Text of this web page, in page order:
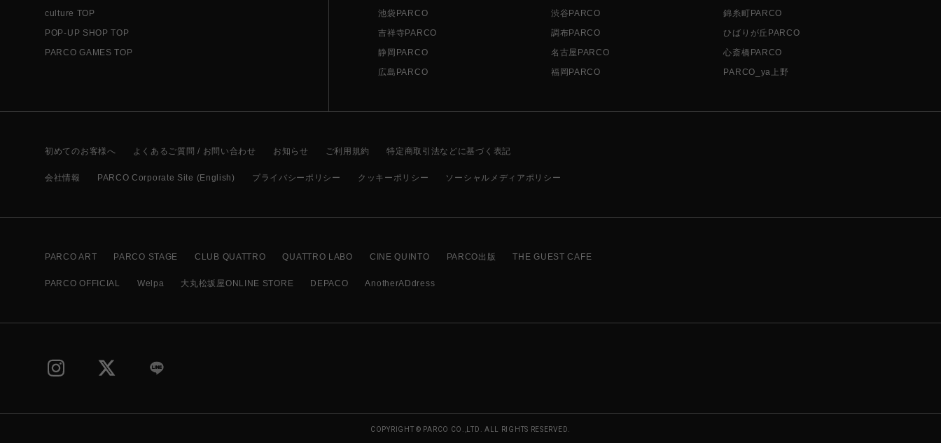
culture TOP
POP-UP SHOP TOP
PARCO GAMES TOP
池袋PARCO
渋谷PARCO
錦糸町PARCO
吉祥寺PARCO
調布PARCO
ひばりが丘PARCO
静岡PARCO
名古屋PARCO
心斎橋PARCO
広島PARCO
福岡PARCO PARCO_ya上野
初めてのお客様へ よくあるご質問 / お問い合わせ お知らせ ご利用規約 特定商取引法などに基づく表記
会社情報 PARCO Corporate Site (English) プライバシーポリシー クッキーポリシー ソーシャルメディアポリシー
PARCO ART PARCO STAGE CLUB QUATTRO QUATTRO LABO CINE QUINTO PARCO出版 THE GUEST CAFE
PARCO OFFICIAL Welpa 大丸松坂屋ONLINE STORE DEPACO AnotherADdress
COPYRIGHT © PARCO CO.,LTD. ALL RIGHTS RESERVED.